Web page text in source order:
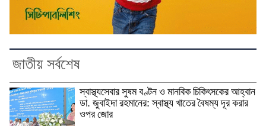
জাতীয় সর্বশেষ
স্বাস্থ্যসেবার সুষম বণ্টন ও মানবিক চিকিৎসকের আহ্বান
ডা. জুবাইদা রহমানের: স্বাস্থ্য খাতের বৈষম্য দূর করার
ওপর জোর